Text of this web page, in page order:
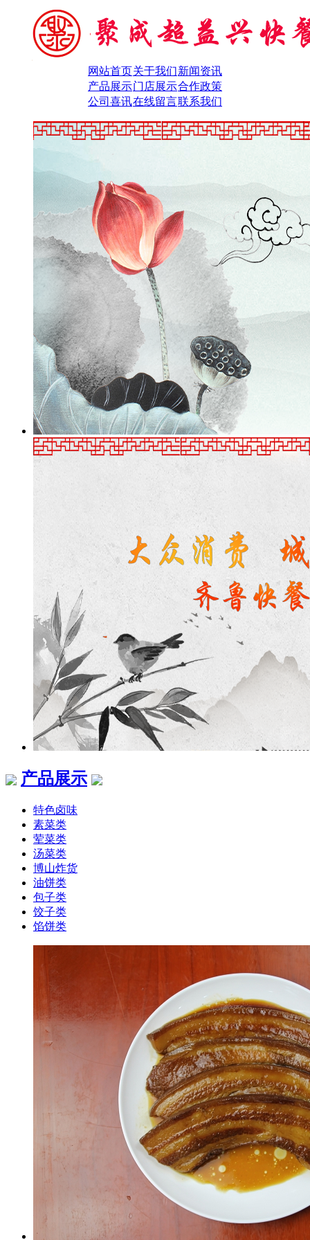
网站首页关于我们新闻资讯
产品展示门店展示合作政策
公司喜讯在线留言联系我们
产品展示
特色卤味
素菜类
荤菜类
汤菜类
博山炸货
油饼类
包子类
饺子类
馅饼类